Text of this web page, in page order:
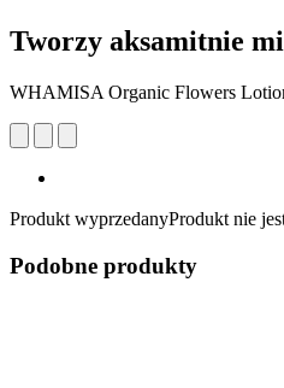
Tworzy aksamitnie
WHAMISA Organic Flowers
Produkt wyprzedanyProdukt nie
Podobne produkty